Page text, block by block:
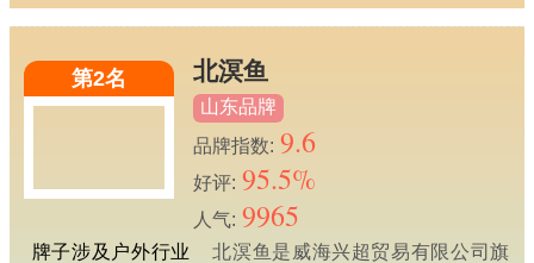
第2名 北溟鱼
山东品牌
品牌指数: 9.6
好评: 95.5%
人气: 9965
牌子涉及户外行业
北溟鱼是威海兴超贸易有限公司旗